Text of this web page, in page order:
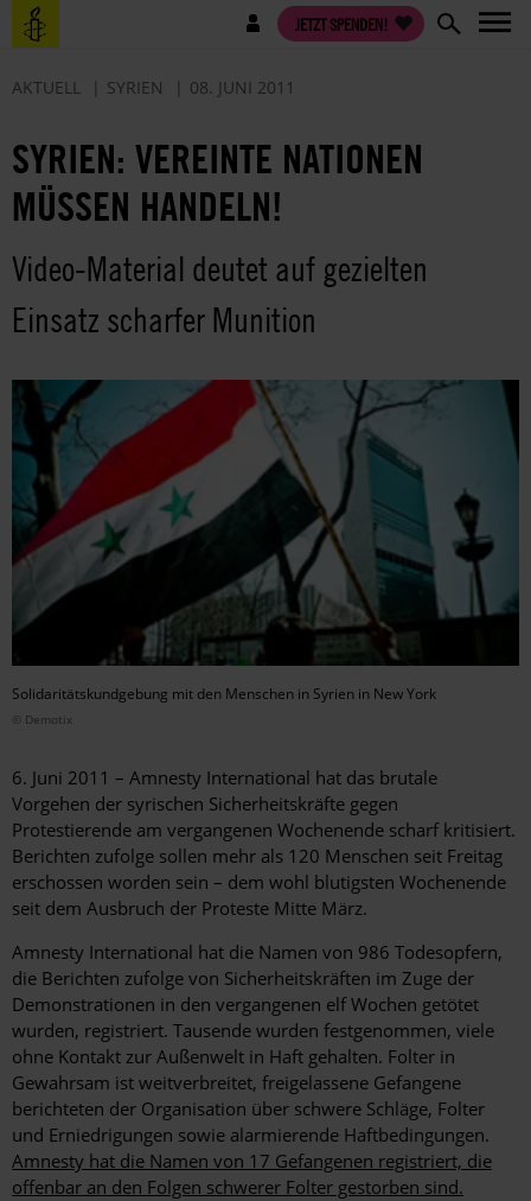
Direkt
zum
Benutzermenü JETZT SPENDEN!
AKTUELL SYRIEN 08. JUNI 2011
SYRIEN: VEREINTE NATIONEN
MÜSSEN HANDELN!
Video-Material deutet auf gezielten
Einsatz scharfer Munition
Solidaritätskundgebung mit den Menschen in Syrien in New York
© Demotix
6. Juni 2011 – Amnesty International hat das brutale
Vorgehen der syrischen Sicherheitskräfte gegen
Protestierende am vergangenen Wochenende scharf kritisiert.
Berichten zufolge sollen mehr als 120 Menschen seit Freitag
erschossen worden sein – dem wohl blutigsten Wochenende
seit dem Ausbruch der Proteste Mitte März.
Amnesty International hat die Namen von 986 Todesopfern,
die Berichten zufolge von Sicherheitskräften im Zuge der
Demonstrationen in den vergangenen elf Wochen getötet
wurden, registriert. Tausende wurden festgenommen, viele
ohne Kontakt zur Außenwelt in Haft gehalten. Folter in
Gewahrsam ist weitverbreitet, freigelassene Gefangene
berichteten der Organisation über schwere Schläge, Folter
und Erniedrigungen sowie alarmierende Haftbedingungen.
Amnesty hat die Namen von 17 Gefangenen registriert, die
offenbar an den Folgen schwerer Folter gestorben sind.